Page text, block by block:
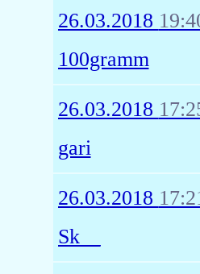
26.03.2018
100gramm
26.03.2018
gari
26.03.2018
Sk__